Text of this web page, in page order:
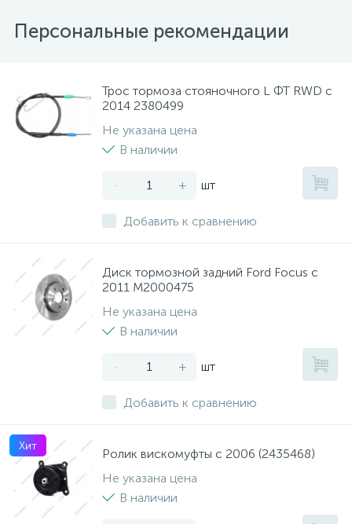
Персональные рекомендации
Трос тормоза стояночного L ФТ RWD с
2014 2380499
Не указана цена
В наличии
- + шт
Добавить к сравнению
Диск тормозной задний Ford Focus с
2011 M2000475
Не указана цена
В наличии
- + шт
Добавить к сравнению
Хит
Ролик вискомуфты с 2006 (2435468)
Не указана цена
В наличии